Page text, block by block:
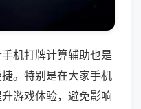
机打牌计算辅助也是
。特别是在大家手机
游戏体验，避免影响